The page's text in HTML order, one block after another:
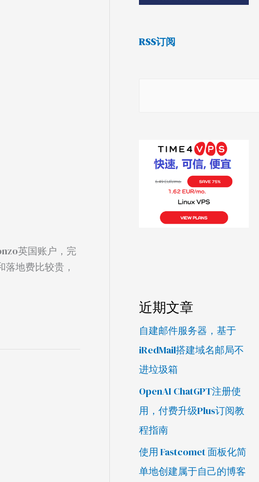
英国账户，完
地费比较贵，
RSS订阅
近期文章
自建邮件服务器，基于
iRedMail搭建域名邮局不
进垃圾箱
OpenAI ChatGPT注册使
用，付费升级Plus订阅教
程指南
使用 Fastcomet 面板化简
单地创建属于自己的博客